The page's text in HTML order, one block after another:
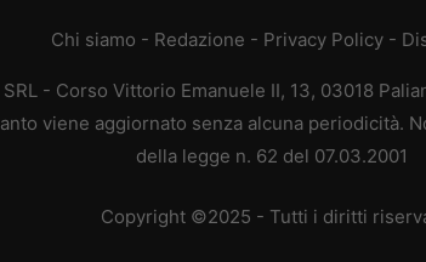
Chi siamo - Redazione - Privacy Policy -
- Corso Vittorio Emanuele II, 13, 03018
viene aggiornato senza alcuna periodicità.
della legge n. 62 del 07.03.2001
Copyright ©2025 - Tutti i diritti